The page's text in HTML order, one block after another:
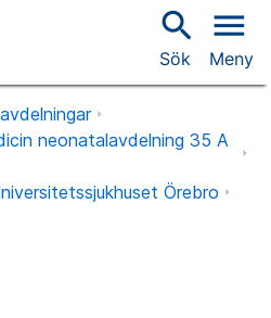
search
Sök
menu
Meny
neonatalavdelning 35 A
Örebro